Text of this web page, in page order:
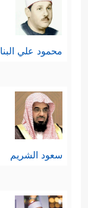
محمود علي البنا
سعود الشريم